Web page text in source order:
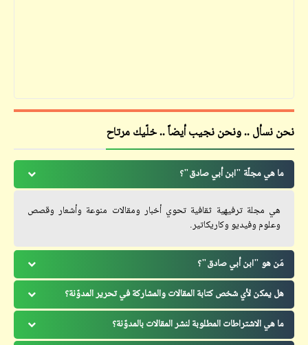
نحن نسأل .. ونحن نجيب أيضاً .. خلّيك مرتاح
ما هي مجلّة "ابن أبي صادق"؟
هي مجلة ترفيهية ثقافية تحوي أخبار ومقالات منوعة وأشعار وقصص
وعلوم وفيديو وكاريكاتير.
مَن هو "ابن أبي صادق"؟
هل يمكن لأي شخص كتابة المقالات والمشاركة في تحرير المدوّنة؟
ما هي الاشتراطات المطلوبة لنشر المقالات بالمدوّنة؟